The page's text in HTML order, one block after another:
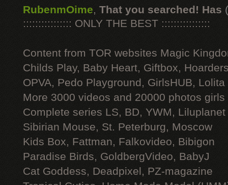
RubenmOime, That you searched! Has
:::::::::::::::: ONLY THE BEST ::::::::::::::::
Content from TOR websites Magic
Childs Play, Baby Heart, Giftbox,
OPVA, Pedo Playground, GirlsHUB, Lolita
More 3000 videos and 20000 photos
Complete series LS, BD, YWM, Liluplanet
Sibirian Mouse, St. Peterburg, Moscow
Kids Box, Fattman, Falkovideo, Bibigon
Paradise Birds, GoldbergVideo, BabyJ
Cat Goddess, Deadpixel, PZ-magazine